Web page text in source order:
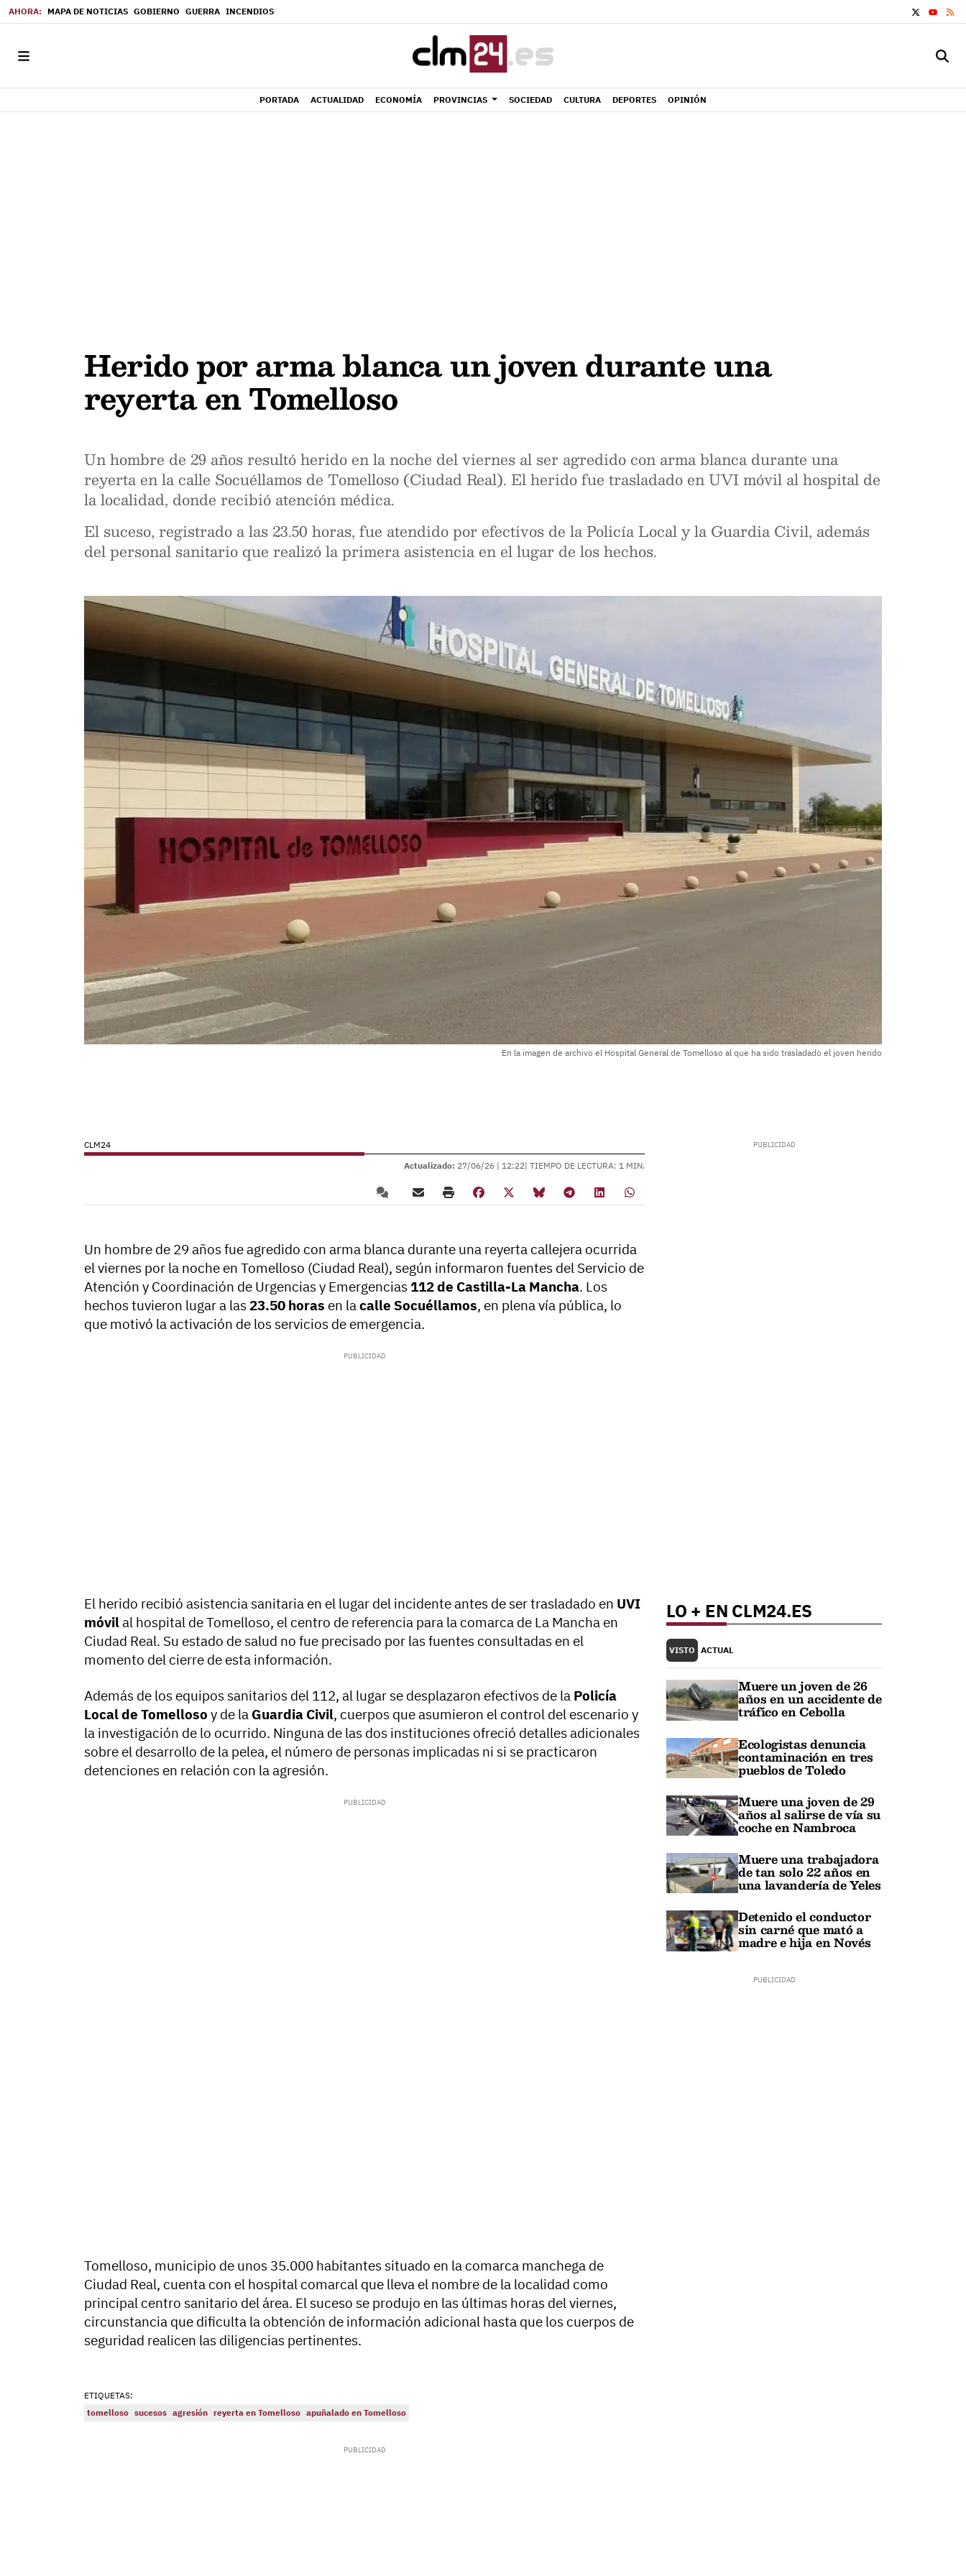
MAPA DE NOTICIAS GOBIERNO GUERRA INCENDIOS
YOUTUBE
PORTADA ACTUALIDAD ECONOMÍA PROVINCIAS SOCIEDAD CULTURA DEPORTES OPINIÓN
Herido por arma blanca un joven durante una
reyerta en Tomelloso
Un hombre de 29 años resultó herido en la noche del viernes al ser agredido con arma blanca durante una
reyerta en la calle Socuéllamos de Tomelloso (Ciudad Real). El herido fue trasladado en UVI móvil al hospital de
la localidad, donde recibió atención médica.
El suceso, registrado a las 23.50 horas, fue atendido por efectivos de la Policía Local y la Guardia Civil, además
del personal sanitario que realizó la primera asistencia en el lugar de los hechos.
En la imagen de archivo el Hospital General de Tomelloso al que ha sido trasladado el joven herido
CLM24
Actualizado: 27/06/26 | 12:22| TIEMPO DE LECTURA: 1 MIN.
Un hombre de 29 años fue agredido con arma blanca durante una reyerta callejera ocurrida
el viernes por la noche en Tomelloso (Ciudad Real), según informaron fuentes del Servicio de
Atención y Coordinación de Urgencias y Emergencias 112 de Castilla-La Mancha. Los
hechos tuvieron lugar a las 23.50 horas en lacalle Socuéllamos, en plena vía pública, lo
que motivó la activación de los servicios de emergencia.
El herido recibió asistencia sanitaria en el lugar del incidente antes de ser trasladado en UVI
móvilal hospital de Tomelloso, el centro de referencia para la comarca de La Mancha en
Ciudad Real. Su estado de salud no fue precisado por las fuentes consultadas en el
momento del cierre de esta información.
Además de los equipos sanitarios del 112, al lugar se desplazaron efectivos de la Policía
Local de Tomelloso y de la Guardia Civil, cuerpos que asumieron el control del escenario y
la investigación de lo ocurrido. Ninguna de las dos instituciones ofreció detalles adicionales
sobre el desarrollo de la pelea, el número de personas implicadas ni si se practicaron
detenciones en relación con la agresión.
Tomelloso, municipio de unos 35.000 habitantes situado en la comarca manchega de
Ciudad Real, cuenta con el hospital comarcal que lleva el nombre de la localidad como
principal centro sanitario del área. El suceso se produjo en las últimas horas del viernes,
circunstancia que dificulta la obtención de información adicional hasta que los cuerpos de
seguridad realicen las diligencias pertinentes.
ETIQUETAS:
tomelloso sucesos agresión reyerta en Tomelloso apuñalado en Tomelloso
LO + EN CLM24.ES
VISTO ACTUAL
Muere un joven de 26
años en un accidente de
tráfico en Cebolla
Ecologistas denuncia
contaminación en tres
pueblos de Toledo
Muere una joven de 29
años al salirse de vía su
coche en Nambroca
Muere una trabajadora
de tan solo 22 años en
una lavandería de Yeles
Detenido el conductor
sin carné que mató a
madre e hija en Novés